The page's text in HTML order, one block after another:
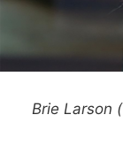
Brie Larson